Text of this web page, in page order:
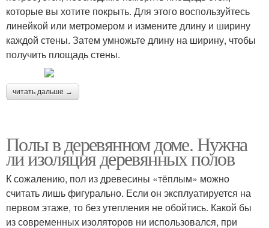
которые вы хотите покрыть. Для этого воспользуйтесь
линейкой или метромером и измените длину и ширину
каждой стены. Затем умножьте длину на ширину, чтобы
получить площадь стены.
читать дальше →
Полы в деревянном доме. Нужна
ли изоляция деревянных полов
К сожалению, пол из древесины «тёплым» можно
считать лишь фигурально. Если он эксплуатируется на
первом этаже, то без утепления не обойтись. Какой бы
из современных изоляторов ни использовался, при